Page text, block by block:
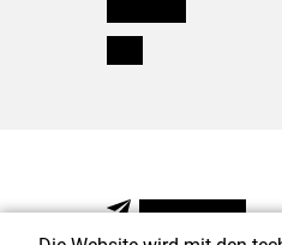
NEWSLETTER